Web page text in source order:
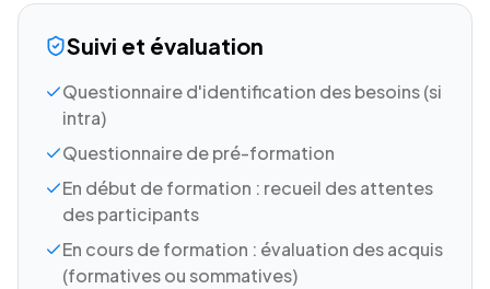
Suivi et évaluation
Questionnaire d'identification des besoins (si
intra)
Questionnaire de pré-formation
En début de formation : recueil des attentes
des participants
En cours de formation : évaluation des acquis
(formatives ou sommatives)